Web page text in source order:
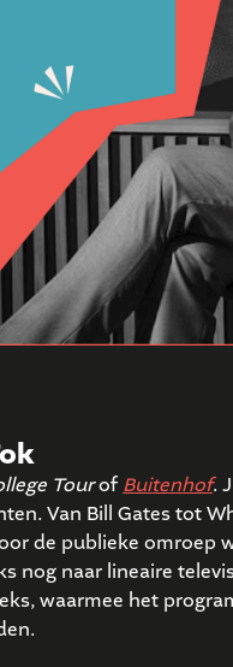
Tourof Buitenhof.
Van Bill Gates tot
de publieke omroep
nog naar lineaire
waarmee het